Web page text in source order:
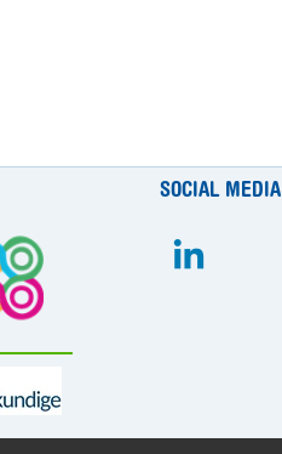
SOCIAL MEDIA